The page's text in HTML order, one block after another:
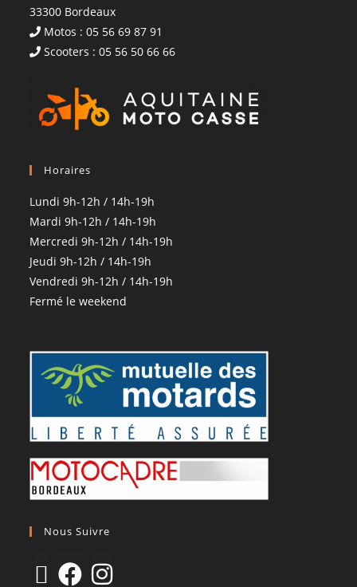
33300 Bordeaux
Motos : 05 56 69 87 91
Scooters : 05 56 50 66 66
Horaires
Lundi 9h-12h / 14h-19h
Mardi 9h-12h / 14h-19h
Mercredi 9h-12h / 14h-19h
Jeudi 9h-12h / 14h-19h
Vendredi 9h-12h / 14h-19h
Fermé le weekend
Nous Suivre